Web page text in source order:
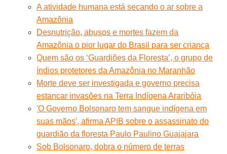
A atividade humana está secando o ar sobre a
Amazônia
Desnutrição, abusos e mortes fazem da
Amazônia o pior lugar do Brasil para ser criança
Quem são os ‘Guardiões da Floresta’, o grupo de
índios protetores da Amazônia no Maranhão
Morte deve ser investigada e governo precisa
estancar invasões na Terra Indígena Araribóia
'O Governo Bolsonaro tem sangue indígena em
suas mãos', afirma APIB sobre o assassinato do
guardião da floresta Paulo Paulino Guajajara
Sob Bolsonaro, dobra o número de terras